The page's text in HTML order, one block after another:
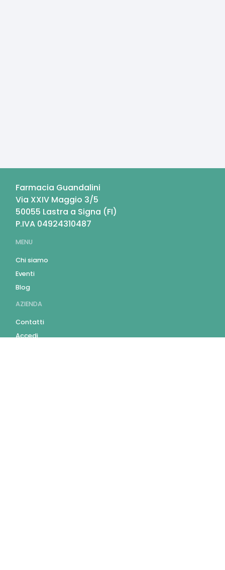
Farmacia Guandalini
Via XXIV Maggio 3/5
50055 Lastra a Signa (FI)
P.IVA 04924310487
MENU
Chi siamo
Eventi
Blog
AZIENDA
Contatti
Accedi